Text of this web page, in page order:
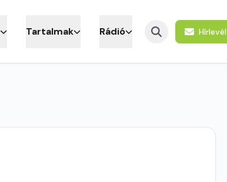
Tartalmak Rádió Hírlevél